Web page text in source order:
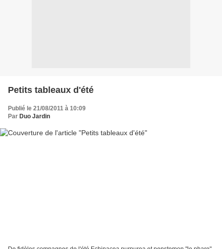
Petits tableaux d'été
Publié le 21/08/2011 à 10:09
Par Duo Jardin